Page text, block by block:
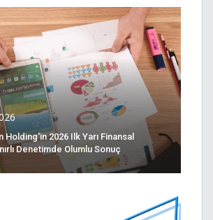
Holding'in 2026 Ilk Yarı Finansal
Denetimde Olumlu Sonuç